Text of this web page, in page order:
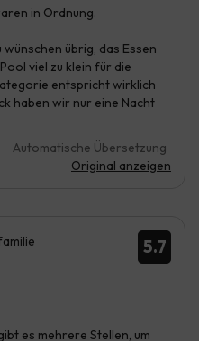
in Ordnung.
übrig, das Essen
viel zu klein für die
entspricht wirklich
haben wir nur eine Nacht
Automatische Übersetzung
Original anzeigen
5.7
es mehrere Stellen, um